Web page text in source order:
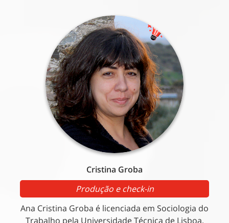
Cristina Groba
Produção e check-in
Ana Cristina Groba é licenciada em Sociologia do
Trabalho pela Universidade Técnica de Lisboa.